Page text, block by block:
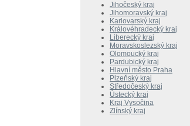
Jihočeský kraj
Jihomoravský kraj
Karlovarský kraj
Královéhradecký kraj
Liberecký kraj
Moravskoslezský kraj
Olomoucký kraj
Pardubický kraj
Hlavní město Praha
Plzeňský kraj
Středočeský kraj
Ústecký kraj
Kraj Vysočina
Zlínský kraj